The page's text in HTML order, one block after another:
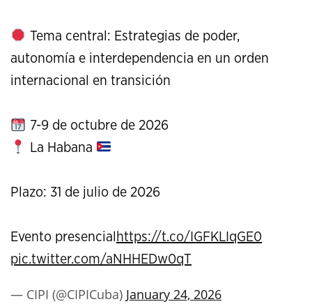
Tema central: Estrategias de poder,
autonomía e interdependencia en un orden
internacional en transición
7-9 de octubre de 2026
La Habana
Plazo: 31 de julio de 2026
Evento presencial https://t.co/IGFKLIqGE0
pic.twitter.com/aNHHEDw0qT
— CIPI (@CIPICuba) January 24, 2026